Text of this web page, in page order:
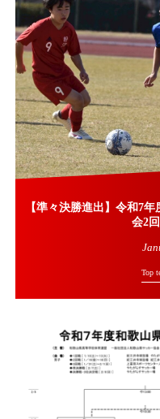
【準々決勝進出】令和7
会2
Top